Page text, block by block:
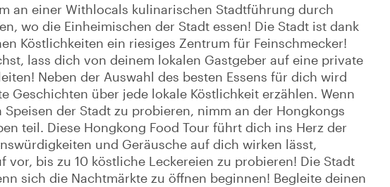
an einer Withlocals kulinarischen Stadtführung durch
wo die Einheimischen der Stadt essen! Die Stadt ist dank
Köstlichkeiten ein riesiges Zentrum für Feinschmecker!
lass dich von deinem lokalen Gastgeber auf eine private
Neben der Auswahl des besten Essens für dich wird
Geschichten über jede lokale Köstlichkeit erzählen. Wenn
der Stadt zu probieren, nimm an der Hongkongs
teil. Diese Hongkong Food Tour führt dich ins Herz der
und Geräusche auf dich wirken lässt,
vor, bis zu 10 köstliche Leckereien zu probieren! Die Stadt
sich die Nachtmärkte zu öffnen beginnen! Begleite deinen